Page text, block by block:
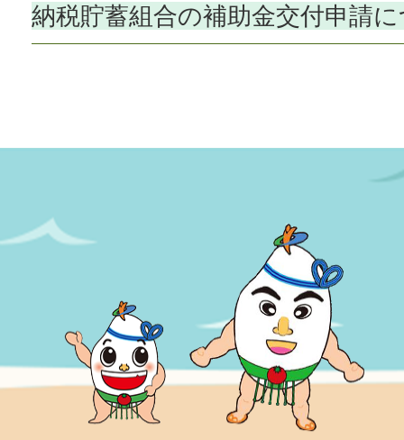
納税貯蓄組合の補助金交付申請